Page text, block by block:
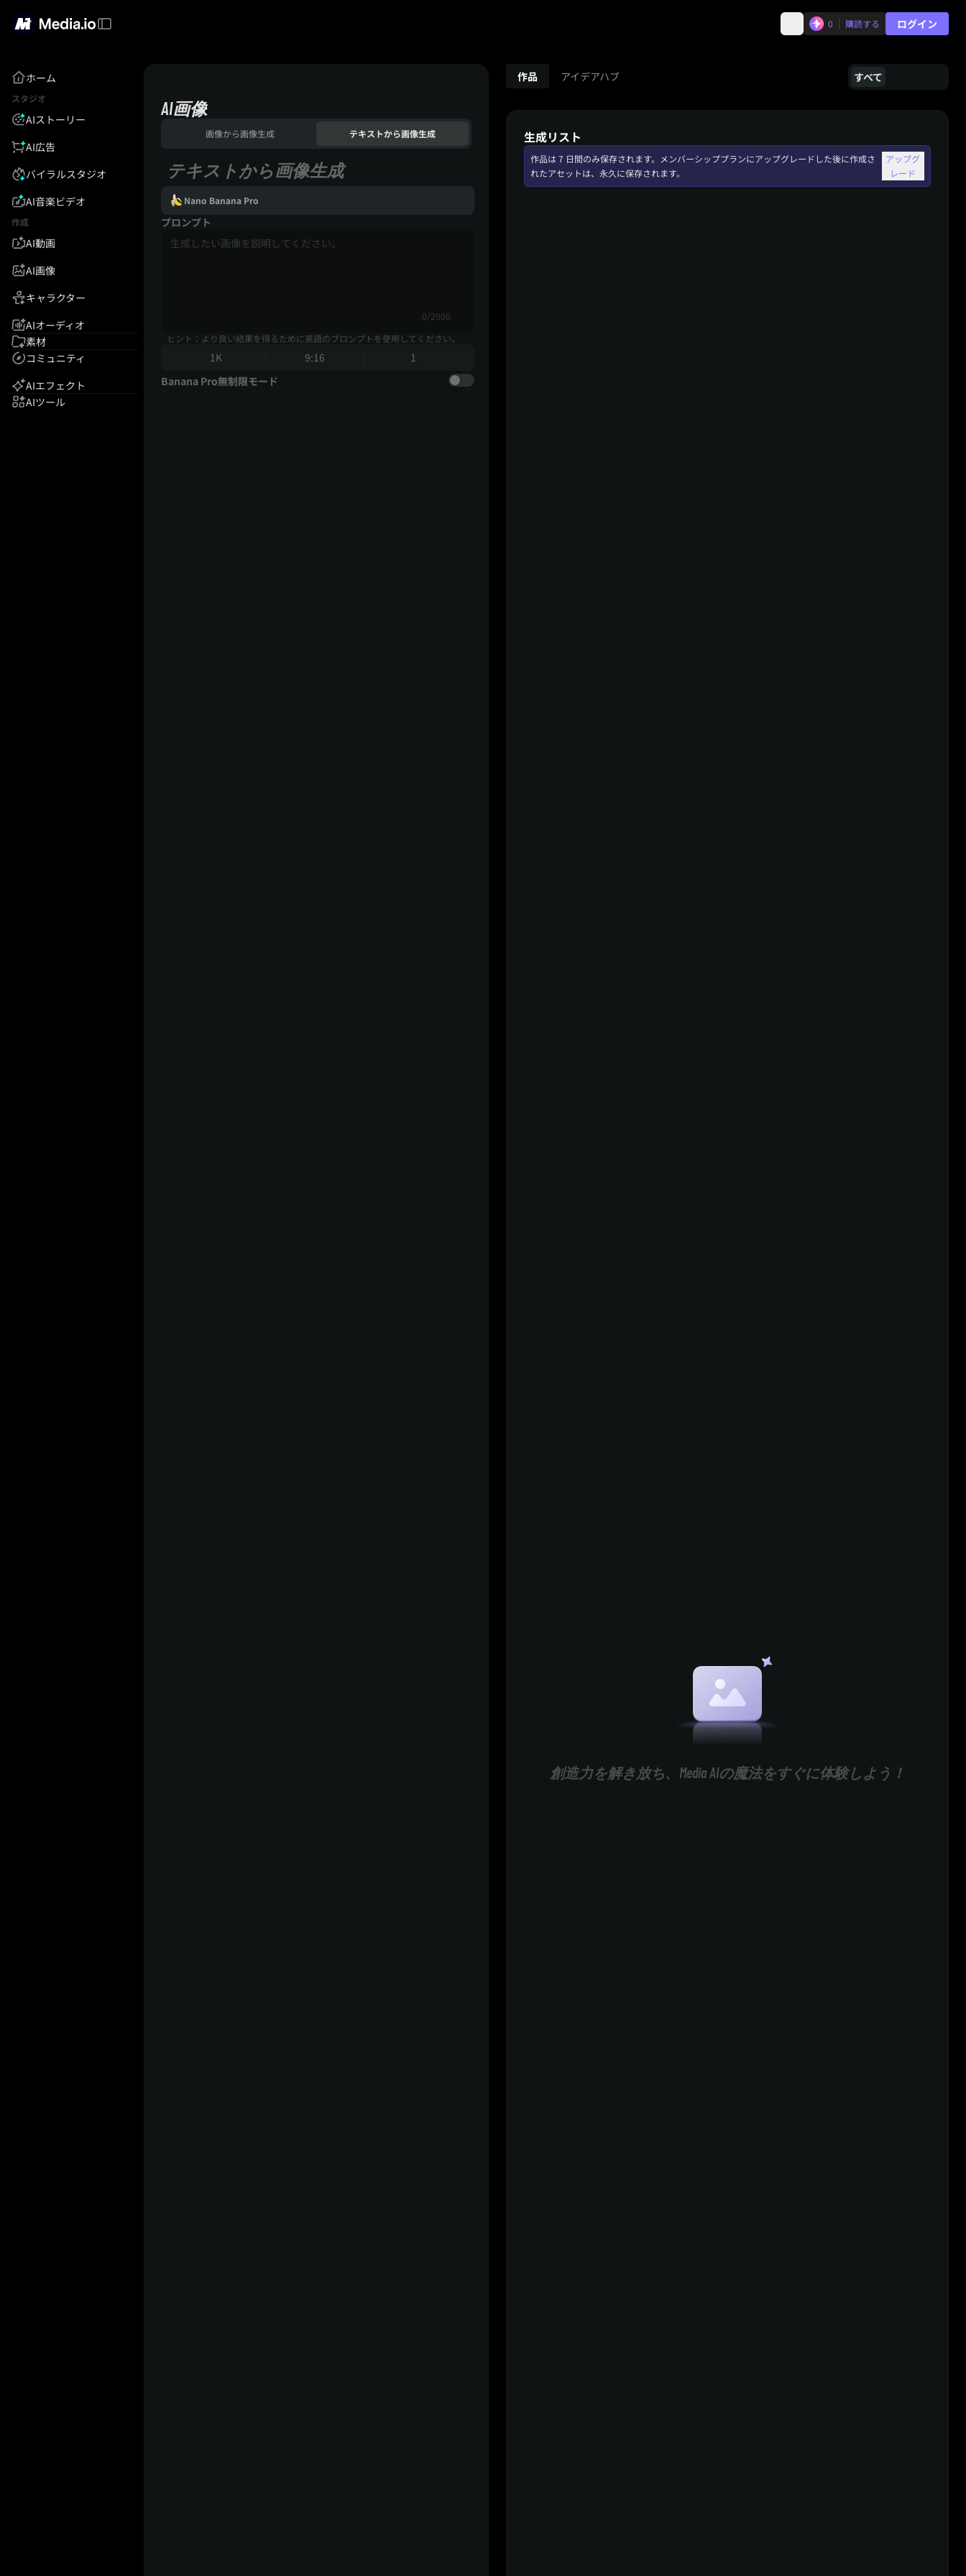
0 購読する ログイン
ホーム
スタジオ
AIストーリー
AI広告
バイラルスタジオ
AI音楽ビデオ
作成
AI動画
AI画像
キャラクター
AIオーディオ
素材
コミュニティ
AIエフェクト
AIツール
AI画像
画像から画像生成 テキストから画像生成
テキストから画像生成
Nano Banana Pro
プロンプト
0/2000
ヒント：より良い結果を得るために英語のプロンプトを使用してください。
1K 9:16
1
Banana Pro無制限モード
作品 アイデアハブ すべて
生成リスト
作品は 7 日間のみ保存されます。メンバーシッププランにアップグレードした後に作成さ
れたアセットは、永久に保存されます。
アップグ
レード
創造力を解き放ち、Media AIの魔法をすぐに体験しよう！